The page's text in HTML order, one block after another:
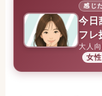
感じ
今日
フレ
大人
女